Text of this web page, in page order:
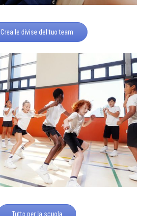
Crea le divise del tuo team
Tutto per la scuola